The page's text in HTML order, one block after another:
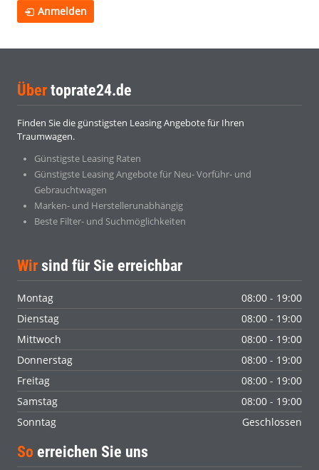
Anmelden
Über toprate24.de
Finden Sie die günstigsten Leasing Angebote für Ihren
Traumwagen.
Günstigste Leasing Raten
Günstigste Leasing Angebote für Neu- Vorführ- und
Gebrauchtwagen
Marken- und Herstellerunabhängig
Beste Filter- und Suchmöglichkeiten
Wir sind für Sie erreichbar
Montag
08:00 - 19:00
Dienstag
08:00 - 19:00
Mittwoch
08:00 - 19:00
Donnerstag
08:00 - 19:00
Freitag
08:00 - 19:00
Samstag
08:00 - 19:00
Sonntag
Geschlossen
So erreichen Sie uns